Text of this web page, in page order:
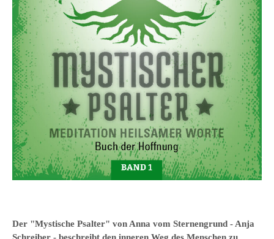
Der "Mystische Psalter" von Anna vom Sternengrund - Anja